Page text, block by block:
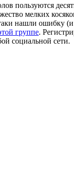
пользуются
мелких
нашли ошибку
группе.
социальной сети.